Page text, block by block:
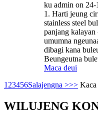
ku admin on 24-
1. Harti jeung
stainless steel
panjang kalayan
umumna
dibagi kana
Beungeutna
Maca deui
1 23456Salajengna >>>
WILUJENG